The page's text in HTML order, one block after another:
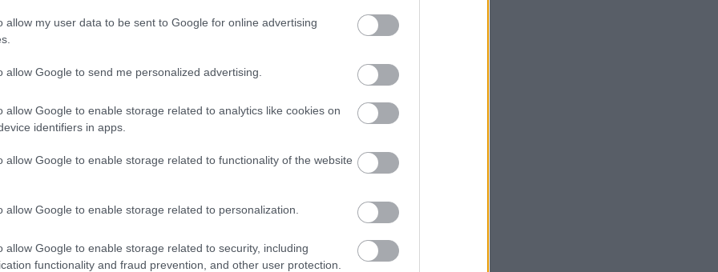
allow my user data to be sent to Google for online advertising
allow Google to send me personalized advertising.
allow Google to enable storage related to analytics like cookies on
identifiers in apps.
allow Google to enable storage related to functionality of the website
allow Google to enable storage related to personalization.
allow Google to enable storage related to security, including
functionality and fraud prevention, and other user protection.
Bullnál
Kimi Räikkönen, akinek több